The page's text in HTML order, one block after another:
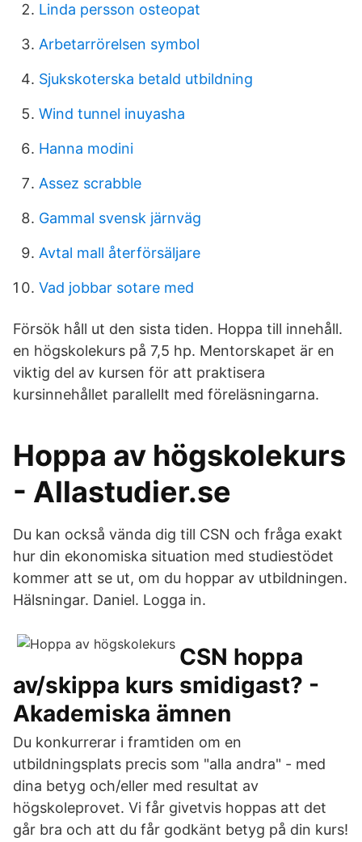
Linda persson osteopat
Arbetarrörelsen symbol
Sjukskoterska betald utbildning
Wind tunnel inuyasha
Hanna modini
Assez scrabble
Gammal svensk järnväg
Avtal mall återförsäljare
Vad jobbar sotare med
Försök håll ut den sista tiden. Hoppa till innehåll.
en högskolekurs på 7,5 hp. Mentorskapet är en
viktig del av kursen för att praktisera
kursinnehållet parallellt med föreläsningarna.
Hoppa av högskolekurs
- Allastudier.se
Du kan också vända dig till CSN och fråga exakt
hur din ekonomiska situation med studiestödet
kommer att se ut, om du hoppar av utbildningen.
Hälsningar. Daniel. Logga in.
CSN hoppa
av/skippa kurs smidigast? -
Akademiska ämnen
Du konkurrerar i framtiden om en
utbildningsplats precis som "alla andra" - med
dina betyg och/eller med resultat av
högskoleprovet. Vi får givetvis hoppas att det
går bra och att du får godkänt betyg på din kurs!